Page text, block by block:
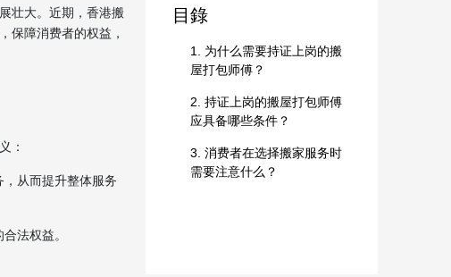
壮大。近期，香港搬
保障消费者的权益，
：
从而提升整体服务
法权益。
目錄
1. 为什么需要持证上岗的搬
屋打包师傅？
2. 持证上岗的搬屋打包师傅
应具备哪些条件？
3. 消费者在选择搬家服务时
需要注意什么？